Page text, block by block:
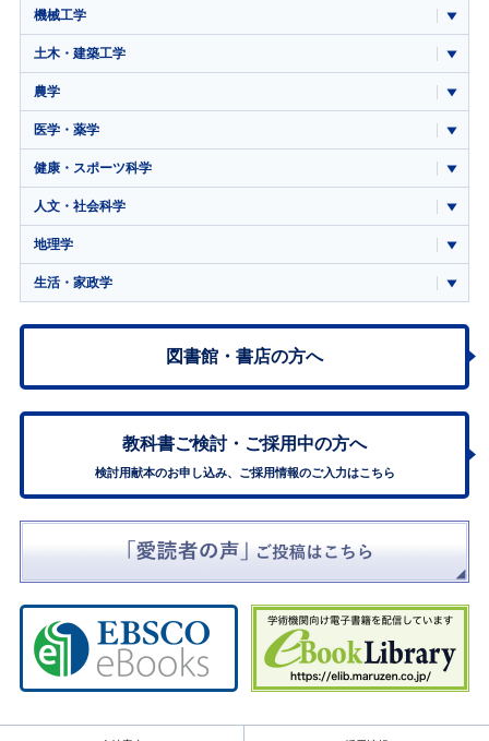
機械工学
土木・建築工学
農学
医学・薬学
健康・スポーツ科学
人文・社会科学
地理学
生活・家政学
図書館・書店の方へ
教科書ご検討・ ご採用中の方へ
検討用献本のお申し込み、ご採用情報のご入力はこちら